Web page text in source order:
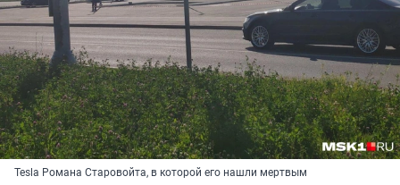
Tesla Романа Старовойта, в которой его нашли мертвым